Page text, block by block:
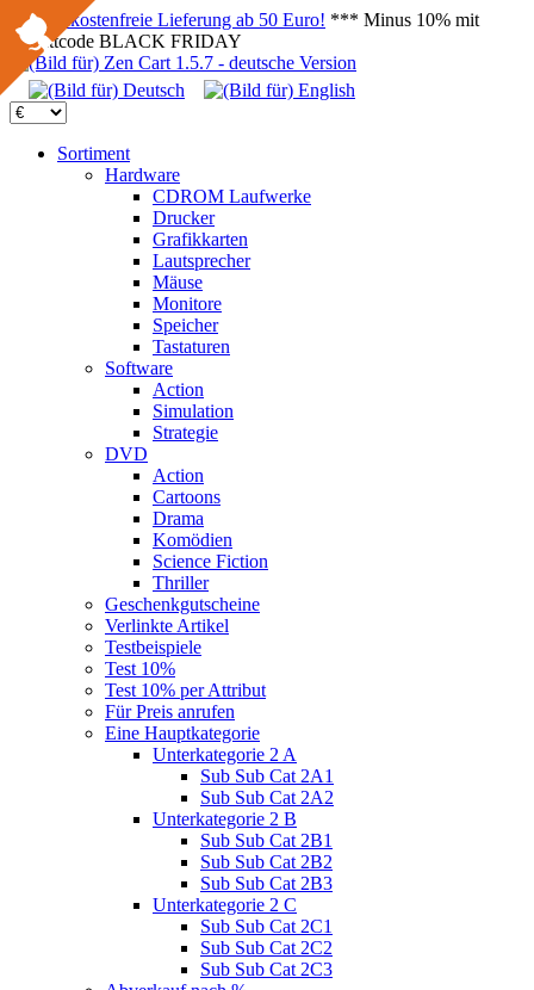
Versandkostenfreie Lieferung ab 50 Euro! *** Minus 10% mit
Rabattcode BLACK FRIDAY
Sortiment
Hardware
CDROM Laufwerke
Drucker
Grafikkarten
Lautsprecher
Mäuse
Monitore
Speicher
Tastaturen
Software
Action
Simulation
Strategie
DVD
Action
Cartoons
Drama
Komödien
Science Fiction
Thriller
Geschenkgutscheine
Verlinkte Artikel
Testbeispiele
Test 10%
Test 10% per Attribut
Für Preis anrufen
Eine Hauptkategorie
Unterkategorie 2 A
Sub Sub Cat 2A1
Sub Sub Cat 2A2
Unterkategorie 2 B
Sub Sub Cat 2B1
Sub Sub Cat 2B2
Sub Sub Cat 2B3
Unterkategorie 2 C
Sub Sub Cat 2C1
Sub Sub Cat 2C2
Sub Sub Cat 2C3